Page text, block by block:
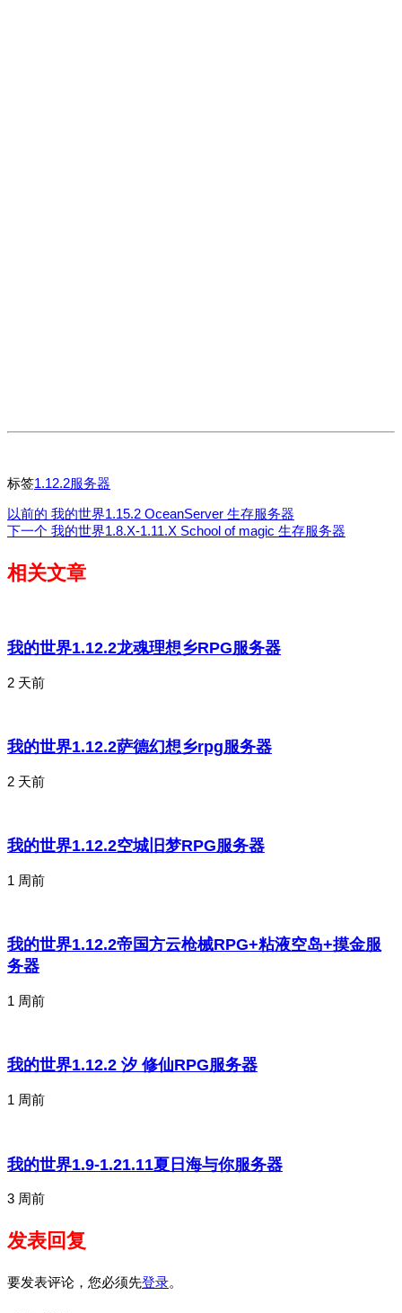
标签1.12.2服务器
以前的 我的世界1.15.2 OceanServer 生存服务器
下一个 我的世界1.8.X-1.11.X School of magic 生存服务器
相关文章
我的世界1.12.2龙魂理想乡RPG服务器
2 天前
我的世界1.12.2萨德幻想乡rpg服务器
2 天前
我的世界1.12.2空城旧梦RPG服务器
1 周前
我的世界1.12.2帝国方云枪械RPG+粘液空岛+摸金服
务器
1 周前
我的世界1.12.2 汐 修仙RPG服务器
1 周前
我的世界1.9-1.21.11夏日海与你服务器
3 周前
发表回复
要发表评论，您必须先登录。